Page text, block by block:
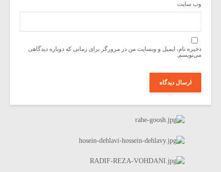
وب‌ سایت
ذخیره نام، ایمیل و وبسایت من در مرورگر برای زمانی که دوباره دیدگاهی
می‌نویسم.